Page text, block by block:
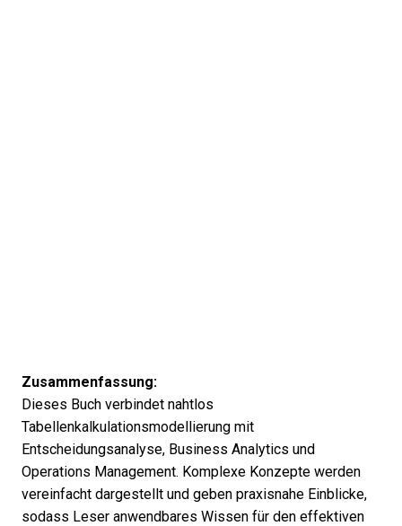
Zusammenfassung:
Dieses Buch verbindet nahtlos
Tabellenkalkulationsmodellierung mit
Entscheidungsanalyse, Business Analytics und
Operations Management. Komplexe Konzepte werden
vereinfacht dargestellt und geben praxisnahe Einblicke,
sodass Leser anwendbares Wissen für den effektiven